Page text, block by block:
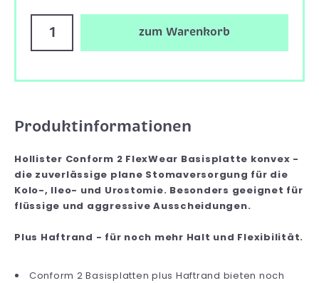
zum Warenkorb
Produktinformationen
Hollister Conform 2 FlexWear Basisplatte konvex -
die zuverlässige plane Stomaversorgung für die
Kolo-, Ileo- und Urostomie. Besonders geeignet für
flüssige und aggressive Ausscheidungen.
Plus Haftrand - für noch mehr Halt und Flexibilität.
Conform 2 Basisplatten plus Haftrand bieten noch